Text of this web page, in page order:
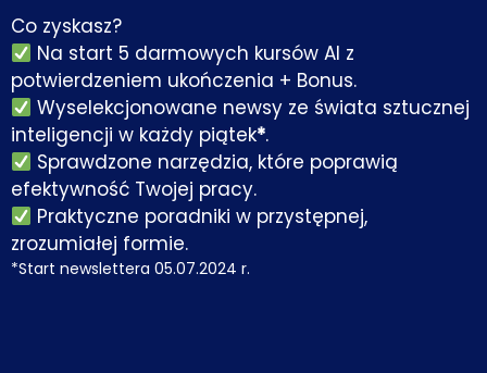
Co zyskasz?
Na start 5 darmowych kursów AI z
potwierdzeniem ukończenia + Bonus.
Wyselekcjonowane newsy ze świata sztucznej
inteligencji w każdy piątek*.
Sprawdzone narzędzia, które poprawią
efektywność Twojej pracy.
Praktyczne poradniki w przystępnej,
zrozumiałej formie.
*Start newslettera 05.07.2024 r.